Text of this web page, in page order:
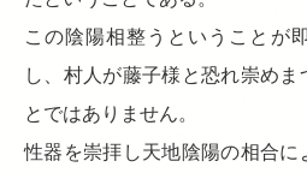
この陰陽相整うということが
し、村人が藤子様と恐れ崇めま
とではありません。
性器を崇拝し天地陰陽の相合